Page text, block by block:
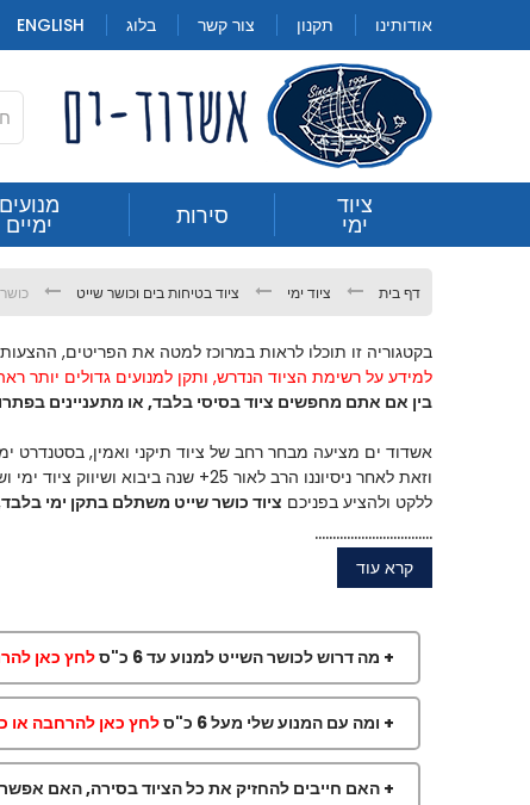
דף
to
Content
אודותינו תקנון צור קשר בלוג ENGLISH
ציוד
ימי סירות מנועים
ימיים כושר שייט לסירה 7 מ' 6 כ"ס
דף בית ציוד ימי ציוד בטיחות בים וכושר שייט כושר
בקטגוריה זו תוכלו לראות במרוכז למטה את הפריטים,
למידע על רשימת הציוד הנדרש, ותקן למנועים גדולים יותר
בין אם אתם מחפשים ציוד בסיסי בלבד, או מתעניינים
אשדוד ים מציעה מבחר רחב של ציוד תיקני ואמין, בסטנדרט
וזאת לאחר ניסיוננו הרב לאור 25+ שנה ביבוא ושיווק ציוד ימי ושייט, ומתוך אמונה ומחוייבות עיסקית לקיום מערכות יחסים ארוכת טווח עם לקוחותינו, שהובילה אותנו
ללקט ולהציע בפניכם ציוד כושר שייט משתלם בתקן ימי
.................................
קרא עוד
+ מה דרוש לכושר השייט למנוע עד 6 כ"ס לחץ כאן
+ ומה עם המנוע שלי מעל 6 כ"ס לחץ כאן להרחבה או
+ האם חייבים להחזיק את כל הציוד בסירה, האם